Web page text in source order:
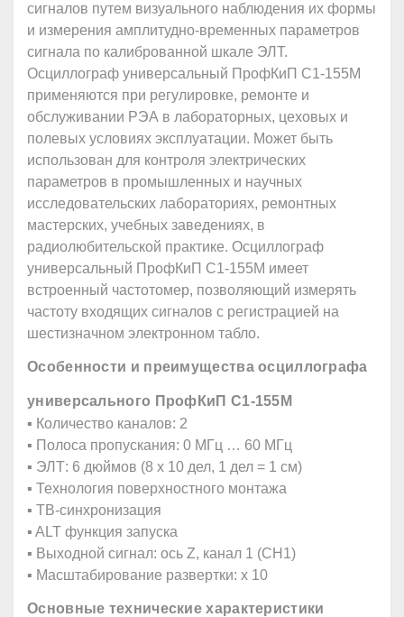
сигналов путем визуального наблюдения их формы
и измерения амплитудно-временных параметров
сигнала по калиброванной шкале ЭЛТ.
Осциллограф универсальный ПрофКиП С1-155М
применяются при регулировке, ремонте и
обслуживании РЭА в лабораторных, цеховых и
полевых условиях эксплуатации. Может быть
использован для контроля электрических
параметров в промышленных и научных
исследовательских лабораториях, ремонтных
мастерских, учебных заведениях, в
радиолюбительской практике. Осциллограф
универсальный ПрофКиП С1-155М имеет
встроенный частотомер, позволяющий измерять
частоту входящих сигналов с регистрацией на
шестизначном электронном табло.
Особенности и преимущества осциллографа
универсального ПрофКиП С1-155М
▪ Количество каналов: 2
▪ Полоса пропускания: 0 МГц … 60 МГц
▪ ЭЛТ: 6 дюймов (8 х 10 дел, 1 дел = 1 см)
▪ Технология поверхностного монтажа
▪ ТВ-синхронизация
▪ ALT функция запуска
▪ Выходной сигнал: ось Z, канал 1 (CH1)
▪ Масштабирование развертки: х 10
Основные технические характеристики